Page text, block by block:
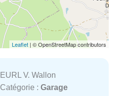
Leaflet | © OpenStreetMap contributors
EURL V. Wallon
Catégorie : Garage